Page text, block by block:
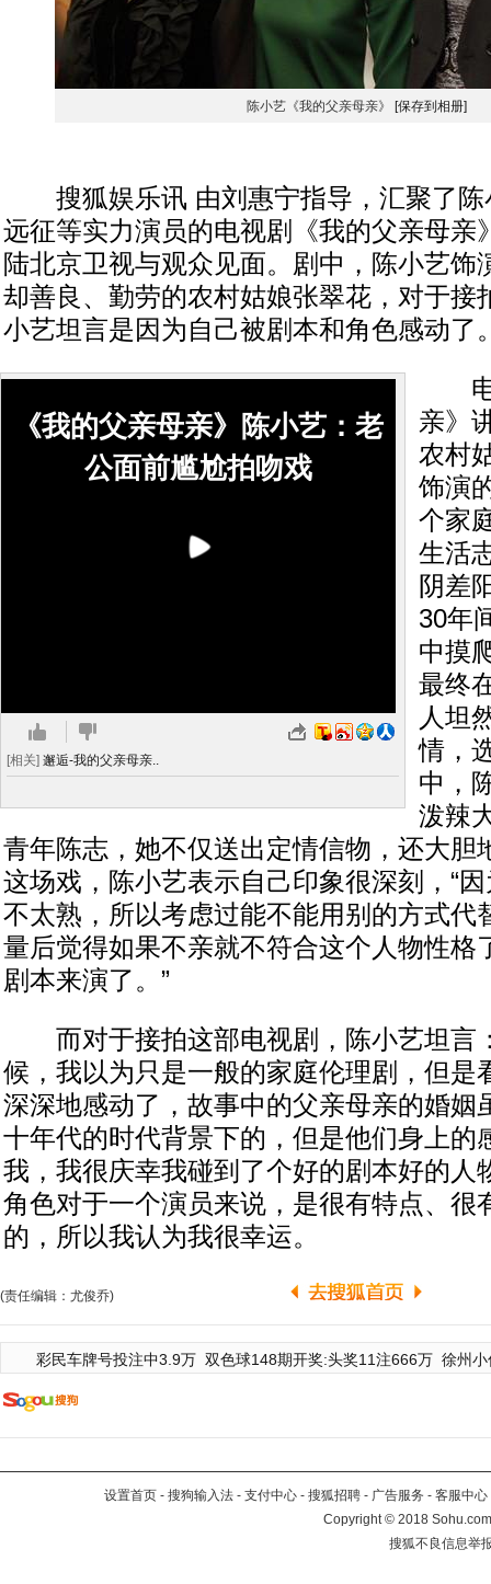
陈小艺《我的父亲母亲》 [保存到相册]
搜狐娱乐讯 由刘惠宁指导，汇聚了陈
远征等实力演员的电视剧《我的父亲母亲
陆北京卫视与观众见面。剧中，陈小艺饰
却善良、勤劳的农村姑娘张翠花，对于接
小艺坦言是因为自己被剧本和角色感动了
《我的父亲母亲》陈小艺：老
公面前尴尬拍吻戏
[相关] 邂逅-我的父亲母亲..
电
亲》
农村
饰演
个家
生活
阴差
30年
中摸
最终
人坦
情，
中，
泼辣
青年陈志，她不仅送出定情信物，还大胆
这场戏，陈小艺表示自己印象很深刻，“
不太熟，所以考虑过能不能用别的方式代
量后觉得如果不亲就不符合这个人物性格
剧本来演了。”
而对于接拍这部电视剧，陈小艺坦言
候，我以为只是一般的家庭伦理剧，但是
深深地感动了，故事中的父亲母亲的婚姻
十年代的时代背景下的，但是他们身上的
我，我很庆幸我碰到了个好的剧本好的人
角色对于一个演员来说，是很有特点、很
的，所以我认为我很幸运。
(责任编辑：尤俊乔)
彩民车牌号投注中3.9万 双色球148期开奖:头奖11注666万 徐州
设置首页 - 搜狗输入法 - 支付中心 - 搜狐招聘 - 广告服务 - 客服中心
Copyright©2018
搜狐不良信息举